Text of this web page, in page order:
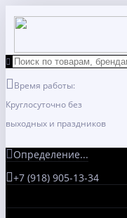
Время работы:
Круглосуточно без
выходных и праздников
Определение...
+7 (918) 905-13-34